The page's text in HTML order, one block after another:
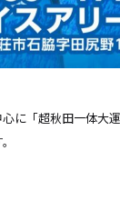
に「超秋田一体大